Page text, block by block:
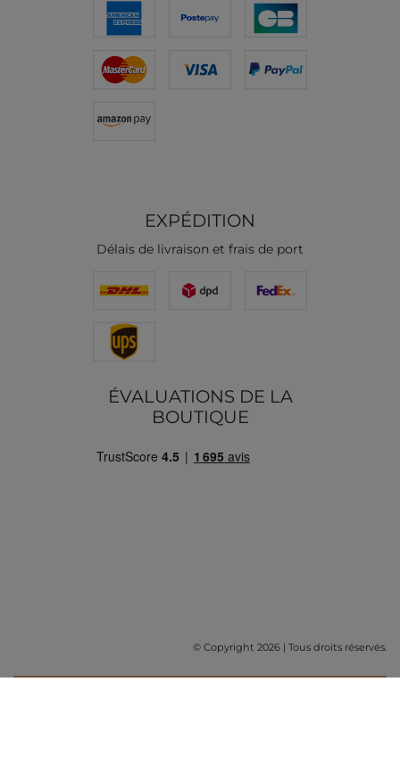
EXPÉDITION
Délais de livraison et frais de port
ÉVALUATIONS DE LA
BOUTIQUE
© Copyright 2026 | Tous droits réservés.